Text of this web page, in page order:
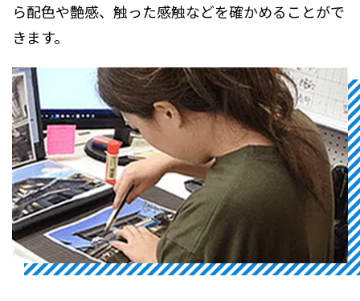
ら配色や艶感、触った感触などを確かめることがで
きます。